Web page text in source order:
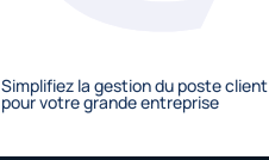
Simplifiez la gestion du poste client
pour votre grande entreprise